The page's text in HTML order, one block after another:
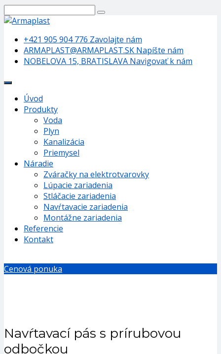
+421 905 904 776 Zavolajte nám
ARMAPLAST@ARMAPLAST.SK Napíšte nám
NOBELOVA 15, BRATISLAVA Navigovať k nám
Úvod
Produkty
Voda
Plyn
Kanalizácia
Priemysel
Náradie
Zváračky na elektrotvarovky
Lúpacie zariadenia
Stláčacie zariadenia
Navŕtavacie zariadenia
Montážne zariadenia
Referencie
Kontakt
Cenová ponuka
Navŕtavací pás s prírubovou
odbočkou